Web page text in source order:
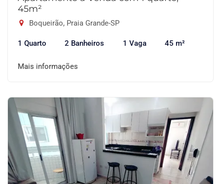
45m²
Boqueirão, Praia Grande-SP
1 Quarto 2 Banheiros 1 Vaga 45 m²
Mais informações